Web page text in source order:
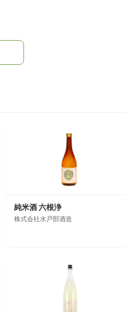
純米酒 六根浄
株式会社水戸部酒造